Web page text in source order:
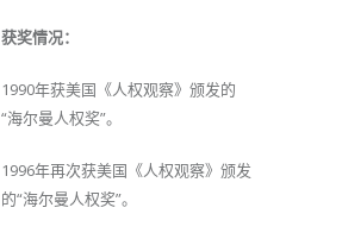
获奖情况：
1990年获美国《人权观察》颁发的
“海尔曼人权奖”。
1996年再次获美国《人权观察》颁发
的“海尔曼人权奖”。